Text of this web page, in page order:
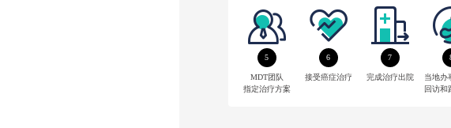
5
MDT团队
指定治疗方案
6
接受癌症治疗
7
完成治疗出院
当地办
回访和